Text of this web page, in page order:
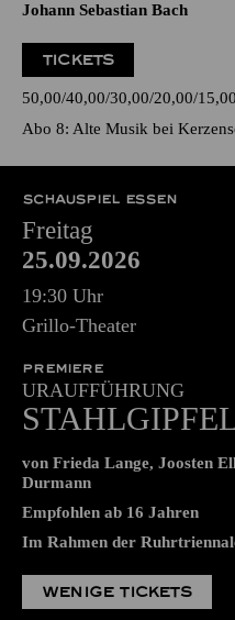
Johann Sebastian Bach
TICKETS
50,00 40,00 30,00 20,00 15,00
Abo 8: Alte Musik bei
SCHAUSPIEL ESSEN
Freitag
25.09.2026
19:30 Uhr
Grillo-Theater
PREMIERE
URAUFFÜHRUNG
von Frieda Lange, Joosten
Durmann
Empfohlen ab 16 Jahren
Im Rahmen der
WENIGE TICKETS